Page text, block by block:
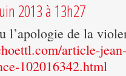
2013 à 13h27
l’apologie de la
article-
102016342.html